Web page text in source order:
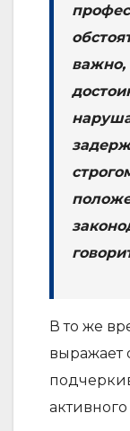
важно,
В то же
выражает